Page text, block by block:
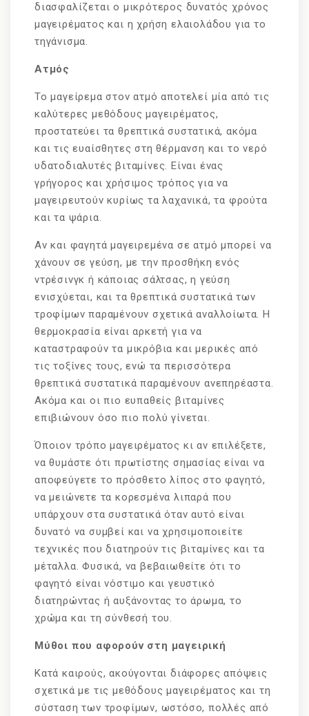
διασφαλίζεται ο μικρότερος δυνατός χρόνος
μαγειρέματος και η χρήση ελαιολάδου για το
τηγάνισμα.
Ατμός
Το μαγείρεμα στον ατμό αποτελεί μία από τις
καλύτερες μεθόδους μαγειρέματος,
προστατεύει τα θρεπτικά συστατικά, ακόμα
και τις ευαίσθητες στη θέρμανση και το νερό
υδατοδιαλυτές βιταμίνες. Είναι ένας
γρήγορος και χρήσιμος τρόπος για να
μαγειρευτούν κυρίως τα λαχανικά, τα φρούτα
και τα ψάρια.
Αν και φαγητά μαγειρεμένα σε ατμό μπορεί να
χάνουν σε γεύση, με την προσθήκη ενός
ντρέσινγκ ή κάποιας σάλτσας, η γεύση
ενισχύεται, και τα θρεπτικά συστατικά των
τροφίμων παραμένουν σχετικά αναλλοίωτα. Η
θερμοκρασία είναι αρκετή για να
καταστραφούν τα μικρόβια και μερικές από
τις τοξίνες τους, ενώ τα περισσότερα
θρεπτικά συστατικά παραμένουν ανεπηρέαστα.
Ακόμα και οι πιο ευπαθείς βιταμίνες
επιβιώνουν όσο πιο πολύ γίνεται.
Όποιον τρόπο μαγειρέματος κι αν επιλέξετε,
να θυμάστε ότι πρωτίστης σημασίας είναι να
αποφεύγετε το πρόσθετο λίπος στο φαγητό,
να μειώνετε τα κορεσμένα λιπαρά που
υπάρχουν στα συστατικά όταν αυτό είναι
δυνατό να συμβεί και να χρησιμοποιείτε
τεχνικές που διατηρούν τις βιταμίνες και τα
μέταλλα. Φυσικά, να βεβαιωθείτε ότι το
φαγητό είναι νόστιμο και γευστικό
διατηρώντας ή αυξάνοντας το άρωμα, το
χρώμα και τη σύνθεσή του.
Μύθοι που αφορούν στη μαγειρική
Κατά καιρούς, ακούγονται διάφορες απόψεις
σχετικά με τις μεθόδους μαγειρέματος και τη
σύσταση των τροφίμων, ωστόσο, πολλές από